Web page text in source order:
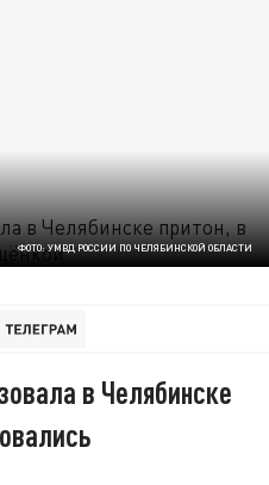
ФОТО: УМВД РОССИИ ПО ЧЕЛЯБИНСКОЙ ОБЛАСТИ
в Челябинске